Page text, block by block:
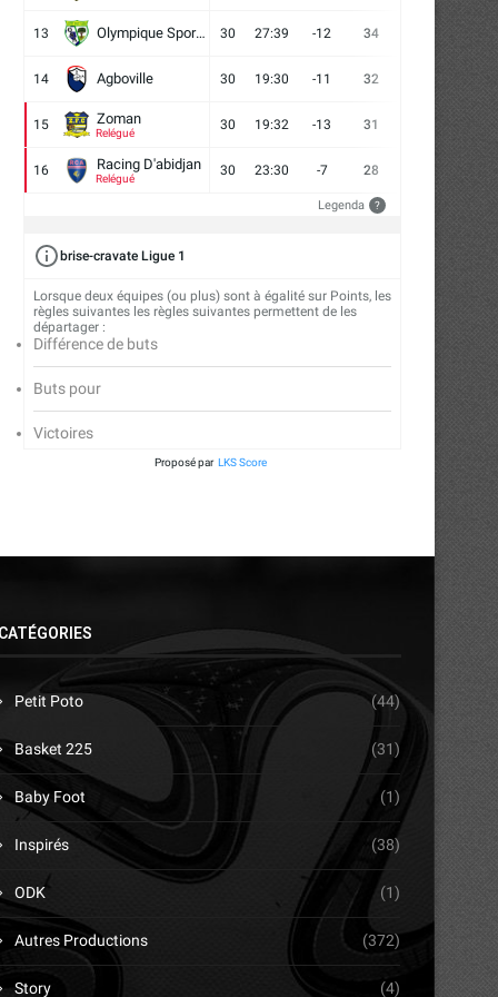
13 Olympique Sport d'Abobo FC 30 27:39 -12 34 14
14 Agboville 30 19:30 -11 32
15 Zoman
Relégué
30 19:32 -13 31 10 13
16 Racing D'abidjan
Relégué
30 23:30 -7 28
Legenda ?
brise-cravate Ligue 1
Lorsque deux équipes (ou plus) sont à égalité sur Points, les
règles suivantes les règles suivantes permettent de les
départager :
Différence de buts
Buts pour
Victoires
Proposé par LKS Score
Petit Poto (44)
Basket 225 (31)
Baby Foot (1)
Inspirés (38)
ODK (1)
Autres Productions (372)
Story (4)